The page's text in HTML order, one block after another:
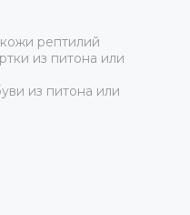
рептилий
из питона или
из питона или